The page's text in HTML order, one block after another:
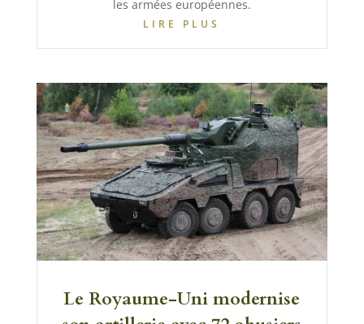
les armées européennes.
LIRE PLUS
Le Royaume-Uni modernise